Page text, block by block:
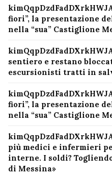
fiori”, la presentazione
nella “sua” Castiglione
sentiero e restano
escursionisti tratti in
fiori”, la presentazione
nella “sua” Castiglione
più medici e infermieri
interne. I soldi?
di Messina»